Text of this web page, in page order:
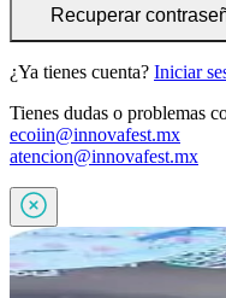
Recuperar
¿Ya tienes cuenta? Iniciar
Tienes dudas o problemas
ecoiin@innovafest.mx
atencion@innovafest.mx